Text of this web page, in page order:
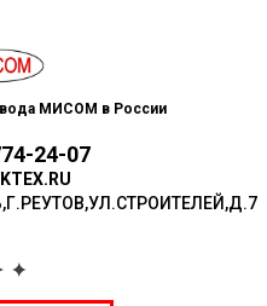
МИСОМ в России
24-07
ОИТЕЛЕЙ,Д.7